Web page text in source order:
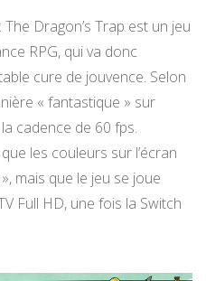
Dragon’s Trap est un jeu
RPG, qui va donc
cure de jouvence. Selon
« fantastique » sur
cadence de 60 fps.
les couleurs sur l’écran
mais que le jeu se joue
Full HD, une fois la Switch